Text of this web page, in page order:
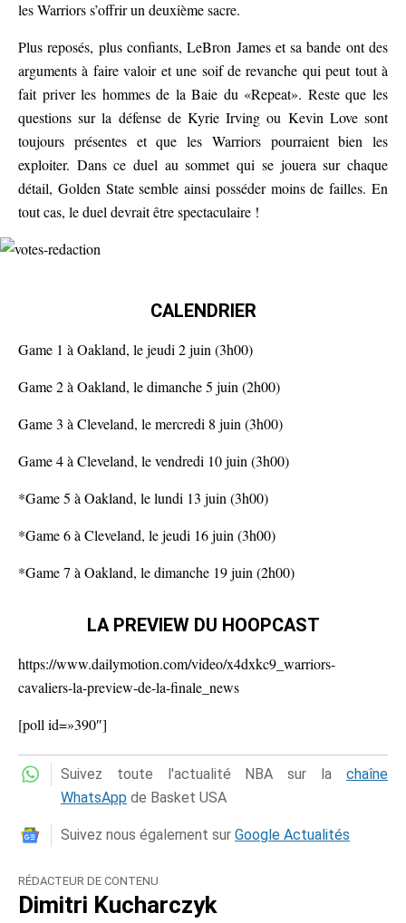
les Warriors s’offrir un deuxième sacre.
Plus reposés, plus confiants, LeBron James et sa bande ont des
arguments à faire valoir et une soif de revanche qui peut tout à
fait priver les hommes de la Baie du «Repeat». Reste que les
questions sur la défense de Kyrie Irving ou Kevin Love sont
toujours présentes et que les Warriors pourraient bien les
exploiter. Dans ce duel au sommet qui se jouera sur chaque
détail, Golden State semble ainsi posséder moins de failles. En
tout cas, le duel devrait être spectaculaire !
CALENDRIER
Game 1 à Oakland, le jeudi 2 juin (3h00)
Game 2 à Oakland, le dimanche 5 juin (2h00)
Game 3 à Cleveland, le mercredi 8 juin (3h00)
Game 4 à Cleveland, le vendredi 10 juin (3h00)
*Game 5 à Oakland, le lundi 13 juin (3h00)
*Game 6 à Cleveland, le jeudi 16 juin (3h00)
*Game 7 à Oakland, le dimanche 19 juin (2h00)
LA PREVIEW DU HOOPCAST
https://www.dailymotion.com/video/x4dxkc9_warriors-
cavaliers-la-preview-de-la-finale_news
[poll id=»390″]
Suivez toute l'actualité NBA sur la chaîne
WhatsApp de Basket USA
Suivez nous également sur Google Actualités
RÉDACTEUR DE CONTENU
Dimitri Kucharczyk